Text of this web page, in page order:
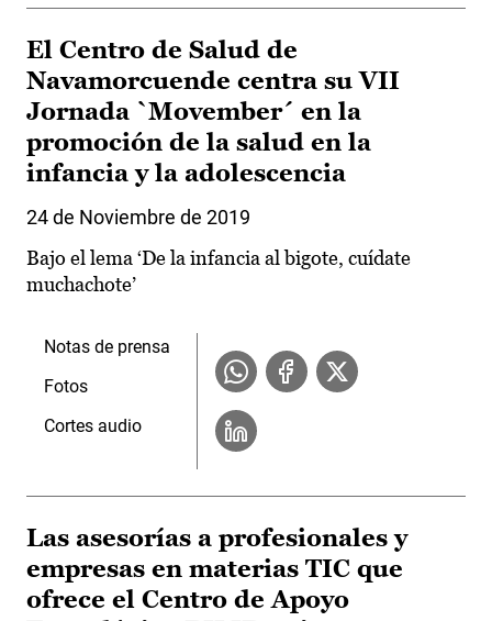
El Centro de Salud de
Navamorcuende centra su VII
Jornada `Movember´ en la
promoción de la salud en la
infancia y la adolescencia
24 de Noviembre de 2019
Bajo el lema ‘De la infancia al bigote, cuídate
muchachote’
Notas de prensa
Fotos
Cortes audio
Las asesorías a profesionales y
empresas en materias TIC que
ofrece el Centro de Apoyo